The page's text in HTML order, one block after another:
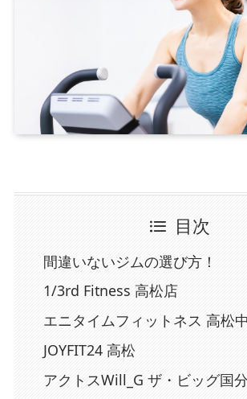
目次
間違いないジムの選び方！
1/3rd Fitness 高松店
エニタイムフィットネス 高松
JOYFIT24 高松
アクトスWill_G ザ・ビッグ国